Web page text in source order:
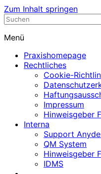
Zum Inhalt springen
Nephrologische Praxis mit
Menü
Praxishomepage
Rechtliches
Cookie-
Impressum
Hinweisgeber
Interna
Support
QM System
Hinweisgeber
IDMS